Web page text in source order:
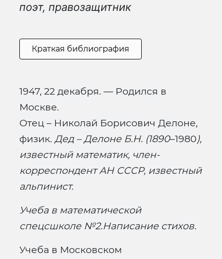
поэт, правозащитник
Краткая библиография
1947, 22 декабря. — Родился в
Москве.
Отец – Николай Борисович Делоне,
физик. Дед – Делоне Б.Н. (1890–1980),
известный математик, член-
корреспондент АН СССР, известный
альпинист.
Учеба в математической
спецсшколе №2.Написание стихов.
Учеба в Московском